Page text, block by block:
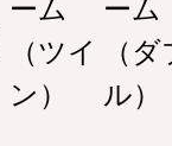
ーム
（ツイ
ン）
ーム
（
ル）